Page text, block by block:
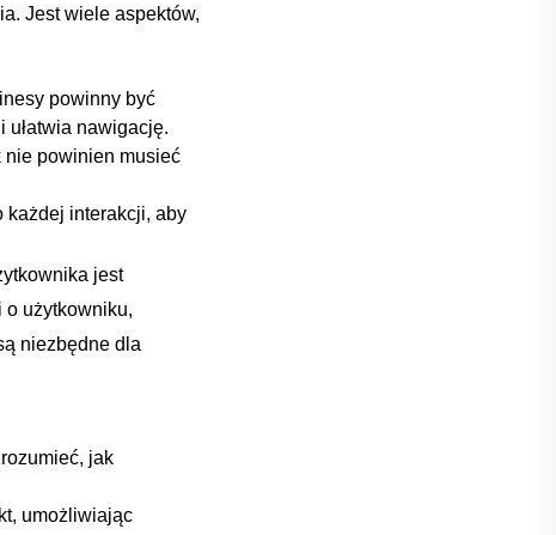
Jest wiele aspektów,
‍powinny być
ułatwia nawigację.
nie⁤ powinien‌ musieć
każdej ⁢interakcji, aby
jest
o użytkowniku,
niezbędne dla
jak
umożliwiając